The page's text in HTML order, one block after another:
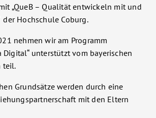
„QueB – Qualität entwickeln mit und
Hochschule Coburg.
nehmen wir am Programm
Digital“ unterstützt vom bayerischen
teil.
Grundsätze werden durch eine
mit den Eltern